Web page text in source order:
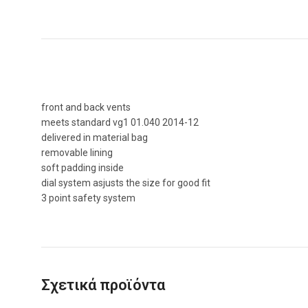
front and back vents
meets standard vg1 01.040 2014-12
delivered in material bag
removable lining
soft padding inside
dial system asjusts the size for good fit
3 point safety system
Σχετικά προϊόντα